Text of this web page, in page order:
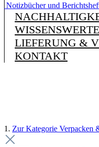
Notizbücher und
LIEFERUNG &
KONTAKT
1. Zur Kategorie Verpacken